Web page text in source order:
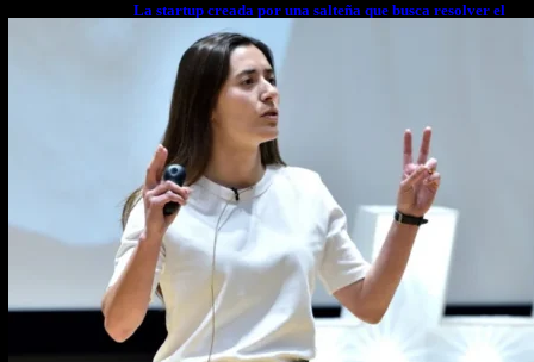
La startup creada por una salteña que busca resolver el
estrés financiero en Latinoamérica